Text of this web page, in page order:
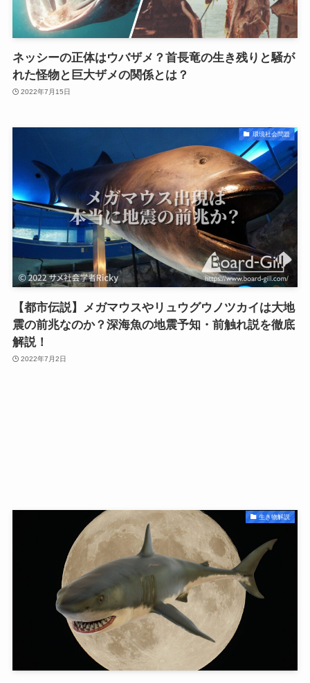
ネッシーの正体はウバザメ？首長竜の生き残りと騒が
れた怪物と巨大ザメの関係とは？
2022年7月15日
環境社会問題
【都市伝説】メガマウスやリュウグウノツカイは大地
震の前兆なのか？深海魚の地震予知・前触れ説を徹底
解説！
2022年7月2日
生き物解説